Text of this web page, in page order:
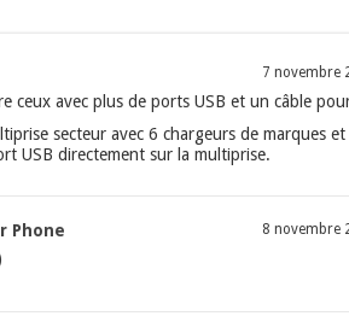
7 novembre
ceux avec plus de ports USB et un câble
secteur avec 6 chargeurs de marques et
USB directement sur la multiprise.
Phone 8 novembre